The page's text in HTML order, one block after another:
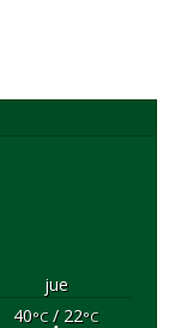
jue
40°C/ 22°C